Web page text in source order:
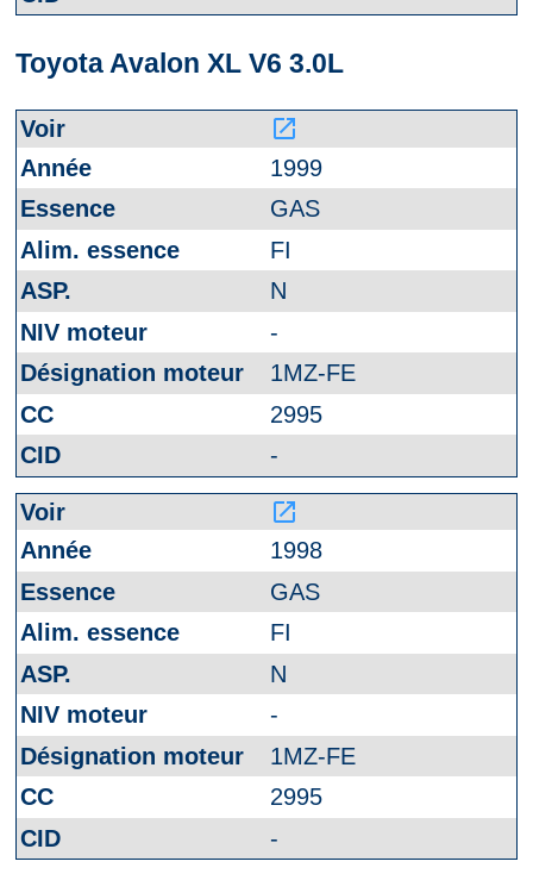
Toyota Avalon XL V6 3.0L
launch
1999
GAS
FI
N
-
1MZ-FE
2995
-
launch
1998
GAS
FI
N
-
1MZ-FE
2995
-